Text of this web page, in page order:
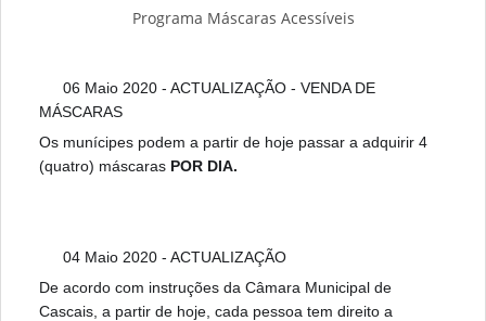
Programa Máscaras Acessíveis
06 Maio 2020 - ACTUALIZAÇÃO - VENDA DE
MÁSCARAS
Os munícipes podem a partir de hoje passar a adquirir 4
(quatro) máscaras POR DIA.
04 Maio 2020 - ACTUALIZAÇÃO
De acordo com instruções da Câmara Municipal de
Cascais, a partir de hoje, cada pessoa tem direito a